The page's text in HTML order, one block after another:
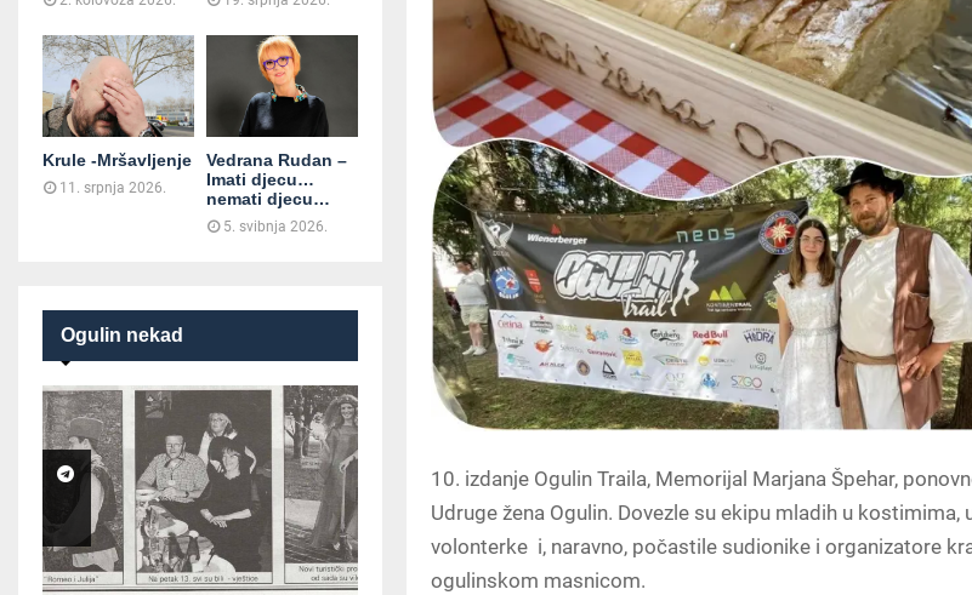
10. izdanje Ogulin Traila, Memorijal Marjana Špehar,
Udruge žena Ogulin. Dovezle su ekipu mladih u kostimima,
volonterke i, naravno, počastile sudionike i organizatore
ogulinskom masnicom.
Krule -Mršavljenje
11. srpnja 2026.
Vedrana Rudan –
Imati djecu…
nemati djecu…
5. svibnja 2026.
Ogulin nekad